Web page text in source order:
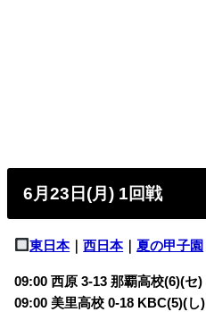
6月23日(月) 1回戦
東日本｜西日本｜夏の甲子園
09:00 西原 3-13 那覇高校(6)(セ)
09:00 美里高校 0-18 KBC(5)(し)